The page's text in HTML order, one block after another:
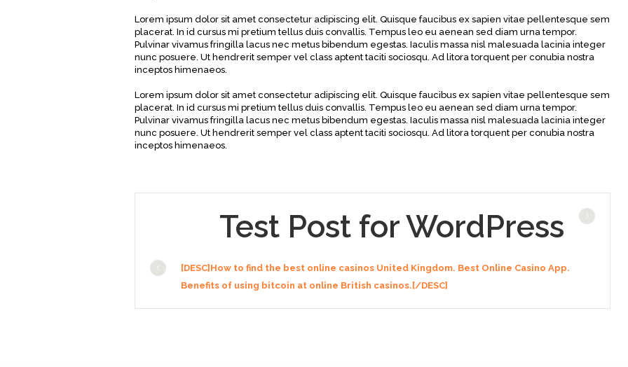
Lorem ipsum dolor sit amet consectetur adipiscing elit. Quisque faucibus ex sapien vitae pellentesque sem
placerat. In id cursus mi pretium tellus duis convallis. Tempus leo eu aenean sed diam urna tempor.
Pulvinar vivamus fringilla lacus nec metus bibendum egestas. Iaculis massa nisl malesuada lacinia integer
nunc posuere. Ut hendrerit semper vel class aptent taciti sociosqu. Ad litora torquent per conubia nostra
inceptos himenaeos.
Lorem ipsum dolor sit amet consectetur adipiscing elit. Quisque faucibus ex sapien vitae pellentesque sem
placerat. In id cursus mi pretium tellus duis convallis. Tempus leo eu aenean sed diam urna tempor.
Pulvinar vivamus fringilla lacus nec metus bibendum egestas. Iaculis massa nisl malesuada lacinia integer
nunc posuere. Ut hendrerit semper vel class aptent taciti sociosqu. Ad litora torquent per conubia nostra
inceptos himenaeos.
Test Post for WordPress
[DESC]How to find the best online casinos United Kingdom. Best Online Casino App.
Benefits of using bitcoin at online British casinos.[/DESC]